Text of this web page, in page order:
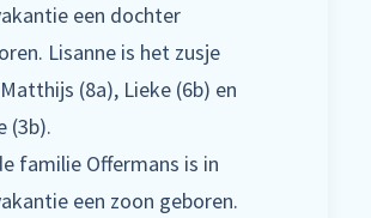
een dochter
Lisanne is het zusje
(8a), Lieke (6b) en
(3b).
familie Offermans is in
een zoon geboren.